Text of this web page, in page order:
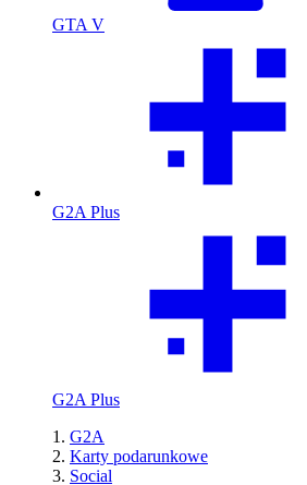
GTA V
G2A Plus
G2A Plus
G2A
Karty podarunkowe
Social